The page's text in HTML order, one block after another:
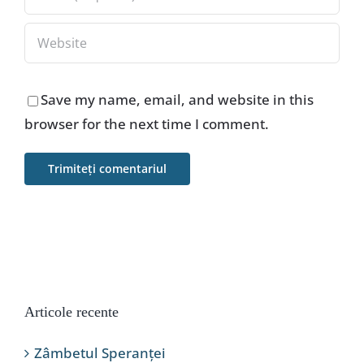
Save my name, email, and website in this
browser for the next time I comment.
Articole recente
Zâmbetul Speranței